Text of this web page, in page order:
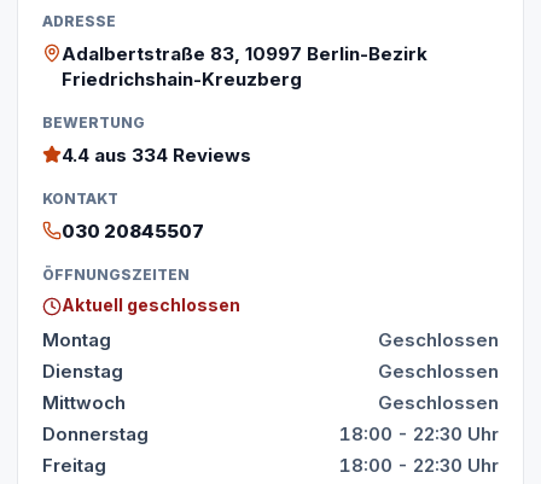
ADRESSE
Adalbertstraße 83, 10997 Berlin-Bezirk
Friedrichshain-Kreuzberg
BEWERTUNG
4.4 aus 334 Reviews
KONTAKT
030 20845507
ÖFFNUNGSZEITEN
Aktuell geschlossen
Montag
Geschlossen
Dienstag
Geschlossen
Mittwoch
Geschlossen
Donnerstag
18:00 - 22:30 Uhr
Freitag
18:00 - 22:30 Uhr